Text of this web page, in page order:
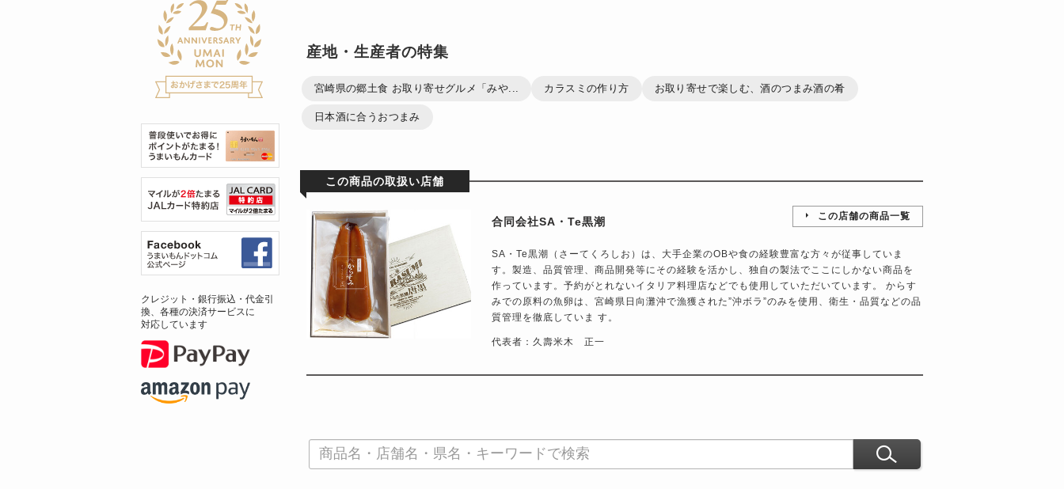
産地・生産者の特集
宮崎県の郷土食 お取り寄せグルメ「みや... カラスミの作り方 お取り寄せで楽しむ、酒のつまみ酒の肴
日本酒に合うおつまみ
この商品の取扱い店舗
合同会社SA・Te黒潮 この店舗の商品一覧
SA・Te黒潮（さーてくろしお）は、大手企業のOBや食の経験豊富な方々が従事していま
す。製造、品質管理、商品開発等にその経験を活かし、独自の製法でここにしかない商品を
作っています。予約がとれないイタリア料理店などでも使用していただいています。 からす
みでの原料の魚卵は、宮崎県日向灘沖で漁獲された”沖ボラ”のみを使用、衛生・品質などの品
質管理を徹底していま す。
代表者：久壽米木 正一
クレジット・銀行振込・代金引
換、各種の決済サービスに
対応しています